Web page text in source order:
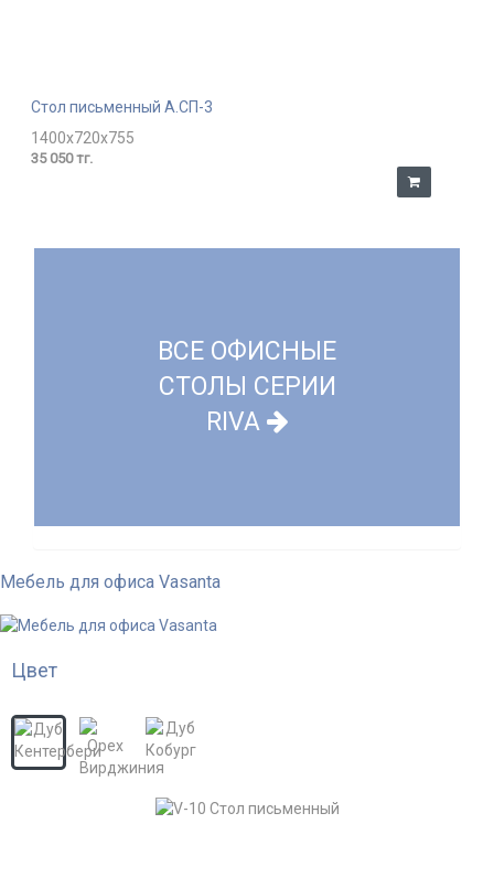
Стол письменный А.СП-3
1400x720x755
35 050 тг.
ВСЕ ОФИСНЫЕ
СТОЛЫ СЕРИИ
RIVA
Мебель для офиса Vasanta
Цвет